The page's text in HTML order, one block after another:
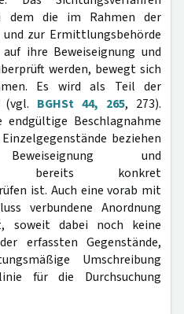
die im Rahmen der
und zur Ermittlungsbehörde
ihre Beweiseignung und
werden, bewegt sich
Es wird als Teil der
(vgl. BGHSt 44, 265, 273).
Beschlagnahme
beziehen
und
bereits konkret
ist. Auch eine vorab mit
verbundene Anordnung
soweit dabei noch keine
erfassten Gegenstände,
Umschreibung
für die Durchsuchung